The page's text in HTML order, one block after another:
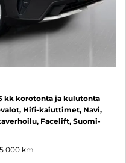
kk korotonta ja kulutonta
Hifi-kaiuttimet, Navi,
Facelift, Suomi-
000 km